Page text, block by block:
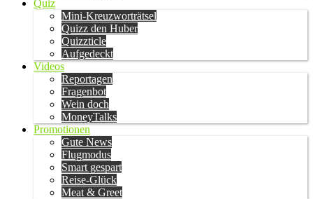
Quiz
Mini-Kreuzworträtsel
Quizz den Huber
Quizzticle
Aufgedeckt
Videos
Reportagen
Fragenbot
Wein doch
MoneyTalks
Promotionen
Gute News
Flugmodus
Smart gespart
Reise-Glück
Meat & Greet